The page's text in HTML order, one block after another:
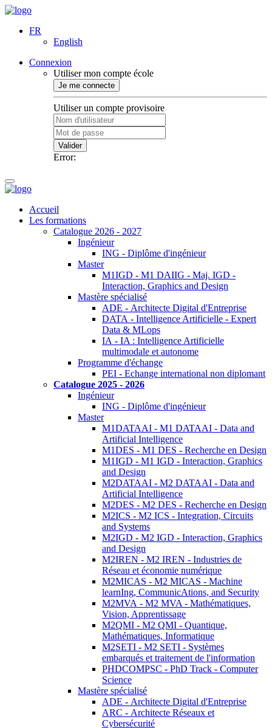
FR
English
Connexion
Utiliser mon compte école
Je me connecte
Utiliser un compte provisoire
Valider
Error:
Accueil
Les formations
Catalogue 2026 - 2027
Ingénieur
ING - Diplôme d'ingénieur
Master
M1IGD - M1 DAIIG - Maj. IGD -
Interaction, Graphics and Design
Mastère spécialisé
ADE - Architecte Digital d'Entreprise
DATA - Intelligence Artificielle - Expert
Data & MLops
IA - IA : Intelligence Artificielle
multimodale et autonome
Programme d'échange
PEI - Echange international non diplomant
Catalogue 2025 - 2026
Ingénieur
ING - Diplôme d'ingénieur
Master
M1DATAAI - M1 DATAAI - Data and
Artificial Intelligence
M1DES - M1 DES - Recherche en Design
M1IGD - M1 IGD - Interaction, Graphics
and Design
M2DATAAI - M2 DATAAI - Data and
Artificial Intelligence
M2DES - M2 DES - Recherche en Design
M2ICS - M2 ICS - Integration, Circuits
and Systems
M2IGD - M2 IGD - Interaction, Graphics
and Design
M2IREN - M2 IREN - Industries de
Réseau et économie numérique
M2MICAS - M2 MICAS - Machine
learnIng, CommunicAtions, and Security
M2MVA - M2 MVA - Mathématiques,
Vision, Apprentissage
M2QMI - M2 QMI - Quantique,
Mathématiques, Informatique
M2SETI - M2 SETI - Systèmes
embarqués et traitement de l'information
PHDCOMPSC - PhD Track - Computer
Science
Mastère spécialisé
ADE - Architecte Digital d'Entreprise
ARC - Architecte Réseaux et
Cybersécurité